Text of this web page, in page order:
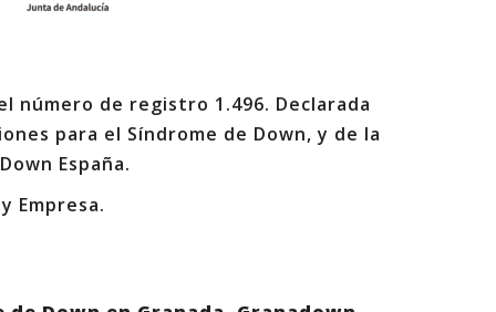
número de registro 1.496. Declarada
para el Síndrome de Down, y de la
España.
Empresa.